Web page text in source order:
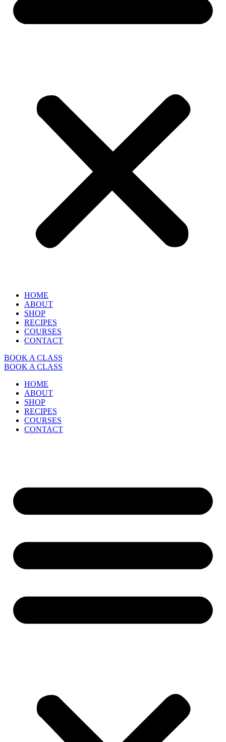
HOME
ABOUT
SHOP
RECIPES
COURSES
CONTACT
BOOK A CLASS
BOOK A CLASS
HOME
ABOUT
SHOP
RECIPES
COURSES
CONTACT